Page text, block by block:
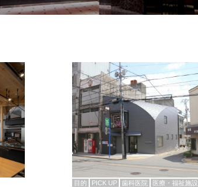
目的 PICK UP 歯科医院 医療・福祉施設